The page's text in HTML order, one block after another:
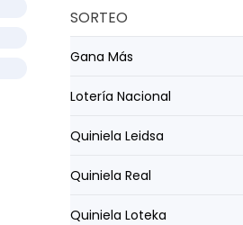
SORTEO
Gana Más
Lotería Nacional
Quiniela Leidsa
Quiniela Real
Quiniela Loteka